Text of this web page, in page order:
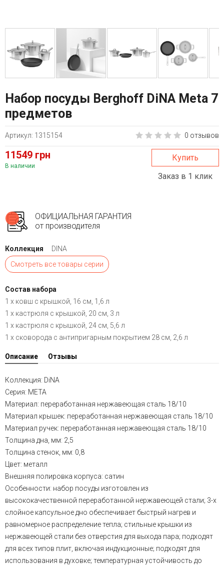
Набор посуды Berghoff DiNA Meta 7
предметов
Артикул: 1315154 0 отзывов
11549 грн
В наличии
Купить
Заказ в 1 клик
ОФИЦИАЛЬНАЯ ГАРАНТИЯ
от производителя
Коллекция
DINA
Смотреть все товары серии
Состав набора
1 х ковш с крышкой, 16 см, 1,6 л
1 х кастрюля с крышкой, 20 см, 3 л
1 х кастрюля с крышкой, 24 см, 5,6 л
1 х сковорода с антипригарным покрытием 28 см, 2,6 л
Описание Отзывы
Коллекция: DiNA
Серия: META
Материал: переработанная нержавеющая сталь 18/10
Материал крышек: переработанная нержавеющая сталь 18/10
Материал ручек: переработанная нержавеющая сталь 18/10
Толщина дна, мм: 2,5
Толщина стенок, мм: 0,8
Цвет: металл
Внешняя полировка корпуса: сатин
Особенности: набор посуды изготовлен из
высококачественной переработанной нержавеющей стали; 3-х
слойное капсульное дно обеспечивает быстрый нагрев и
равномерное распределение тепла; стильные крышки из
нержавеющей стали без отверстия для выхода пара; подходят
для всех типов плит, включая индукционные; подходят для
использования в духовке; температурная устойчивость до